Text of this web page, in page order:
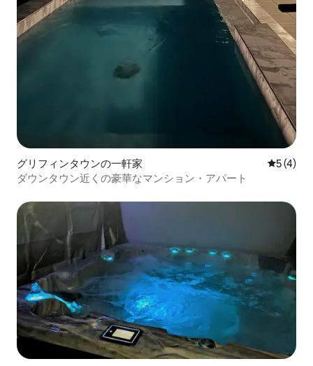
グリフィンタウンの一軒家 レビュー
5 (4)
ダウンタウン近くの豪華なマンション・アパート